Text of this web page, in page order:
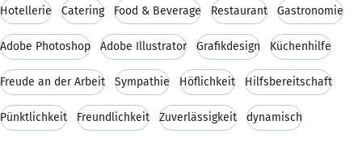
Hotellerie Catering Food & Beverage Restaurant Gastronomie
Adobe Photoshop Adobe Illustrator Grafikdesign Küchenhilfe
Freude an der Arbeit Sympathie Höflichkeit Hilfsbereitschaft
Pünktlichkeit Freundlichkeit Zuverlässigkeit dynamisch